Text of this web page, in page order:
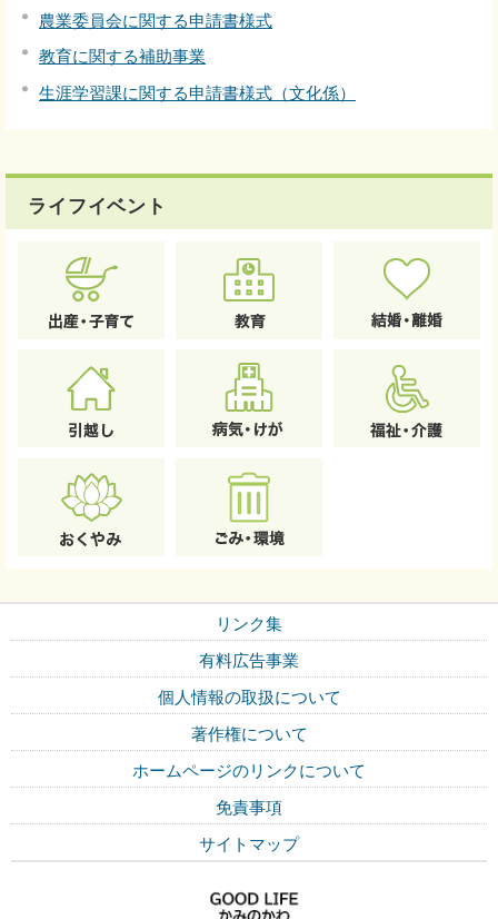
農業委員会に関する申請書様式
教育に関する補助事業
生涯学習課に関する申請書様式（文化係）
ライフイベント
リンク集
有料広告事業
個人情報の取扱について
著作権について
ホームページのリンクについて
免責事項
サイトマップ